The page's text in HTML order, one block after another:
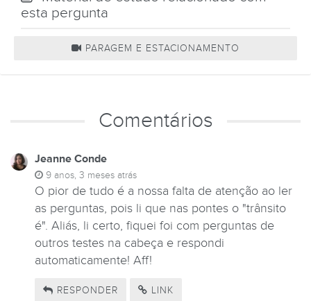
esta pergunta
PARAGEM E ESTACIONAMENTO
Comentários
Jeanne Conde
9 anos, 3 meses atrás
O pior de tudo é a nossa falta de atenção ao ler
as perguntas, pois li que nas pontes o "trânsito
é". Aliás, li certo, fiquei foi com perguntas de
outros testes na cabeça e respondi
automaticamente! Aff!
RESPONDER LINK